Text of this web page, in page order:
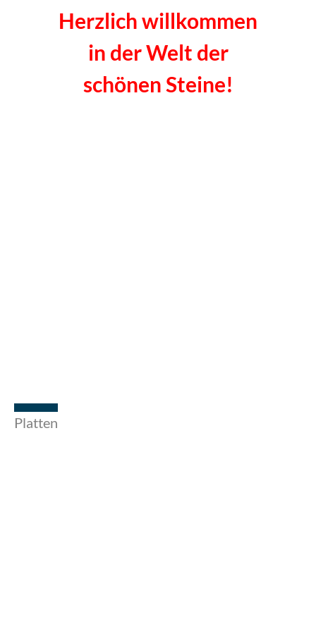
Herzlich willkommen
in der Welt der
schönen Steine!
Platten